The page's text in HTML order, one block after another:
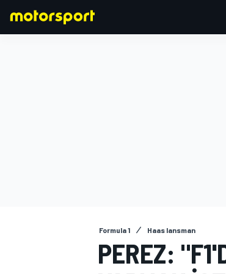
Formula 1 Haas lansman
PEREZ: